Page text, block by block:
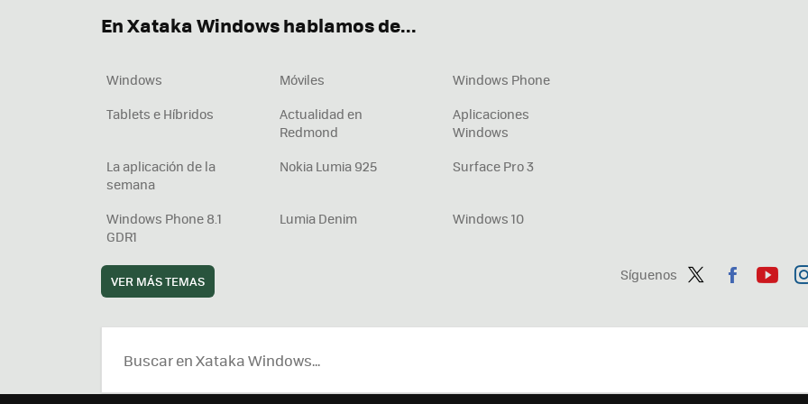
Síguenos
ter
ebo tub
En Xataka Windows hablamos de...
Windows Móviles
Windows Phone
Tablets e Híbridos
Actualidad en
Redmond
Aplicaciones
Windows
La aplicación de la
semana
Nokia Lumia 925 Surface Pro 3
Windows Phone 8.1
GDR1
Lumia Denim Windows 10
VER MÁS TEMAS